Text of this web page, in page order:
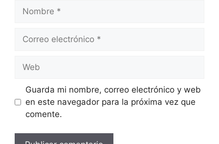
Nombre
Correo
Web
Guarda mi nombre, correo electrónico y web
en este navegador para la próxima vez que
comente.